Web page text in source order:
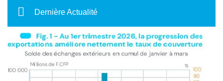
Dernière Actualité